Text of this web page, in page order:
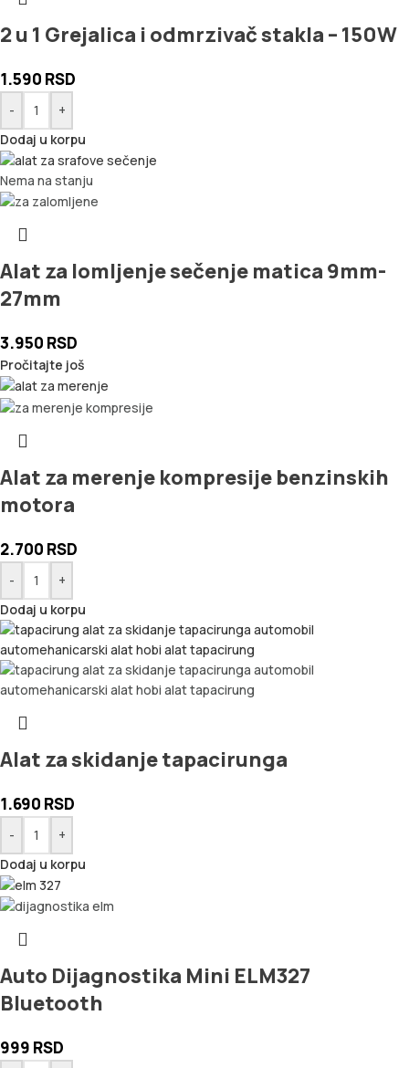
2 u 1 Grejalica i odmrzivač stakla – 150W
1.590 RSD
-
+
Dodaj u korpu
Nema na stanju
Alat za lomljenje sečenje matica 9mm-
27mm
3.950 RSD
Pročitajte još
Alat za merenje kompresije benzinskih
motora
2.700 RSD
-
+
Dodaj u korpu
Alat za skidanje tapacirunga
1.690 RSD
-
+
Dodaj u korpu
Auto Dijagnostika Mini ELM327
Bluetooth
999 RSD